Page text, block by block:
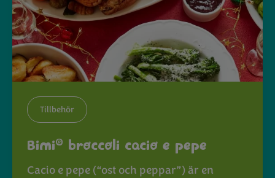
Tillbehör
Bimi® broccoli cacio e pepe
Cacio e pepe (“ost och peppar”) är en